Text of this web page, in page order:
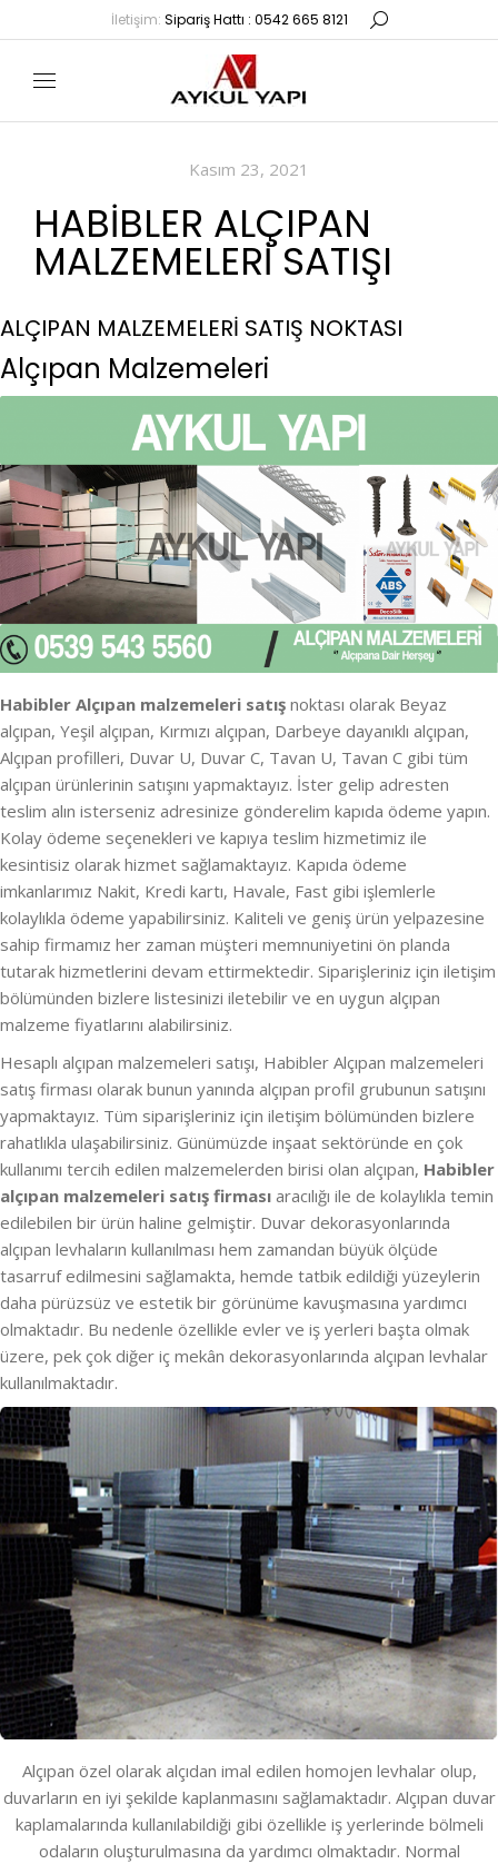
İletişim: Sipariş Hattı : 0542 665 8121
Kasım 23, 2021
HABIBLER ALÇIPAN
MALZEMELERI SATIŞI
ALÇIPAN MALZEMELERİ SATIŞ NOKTASI
Alçıpan Malzemeleri
Habibler Alçıpan malzemeleri satış noktası olarak Beyaz
alçıpan, Yeşil alçıpan, Kırmızı alçıpan, Darbeye dayanıklı alçıpan,
Alçıpan profilleri, Duvar U, Duvar C, Tavan U, Tavan C gibi tüm
alçıpan ürünlerinin satışını yapmaktayız. İster gelip adresten
teslim alın isterseniz adresinize gönderelim kapıda ödeme yapın.
Kolay ödeme seçenekleri ve kapıya teslim hizmetimiz ile
kesintisiz olarak hizmet sağlamaktayız. Kapıda ödeme
imkanlarımız Nakit, Kredi kartı, Havale, Fast gibi işlemlerle
kolaylıkla ödeme yapabilirsiniz. Kaliteli ve geniş ürün yelpazesine
sahip firmamız her zaman müşteri memnuniyetini ön planda
tutarak hizmetlerini devam ettirmektedir. Siparişleriniz için iletişim
bölümünden bizlere listesinizi iletebilir ve en uygun alçıpan
malzeme fiyatlarını alabilirsiniz.
Hesaplı alçıpan malzemeleri satışı, Habibler Alçıpan malzemeleri
satış firması olarak bunun yanında alçıpan profil grubunun satışını
yapmaktayız. Tüm siparişleriniz için iletişim bölümünden bizlere
rahatlıkla ulaşabilirsiniz. Günümüzde inşaat sektöründe en çok
kullanımı tercih edilen malzemelerden birisi olan alçıpan, Habibler
alçıpan malzemeleri satış firması aracılığı ile de kolaylıkla temin
edilebilen bir ürün haline gelmiştir. Duvar dekorasyonlarında
alçıpan levhaların kullanılması hem zamandan büyük ölçüde
tasarruf edilmesini sağlamakta, hemde tatbik edildiği yüzeylerin
daha pürüzsüz ve estetik bir görünüme kavuşmasına yardımcı
olmaktadır. Bu nedenle özellikle evler ve iş yerleri başta olmak
üzere, pek çok diğer iç mekân dekorasyonlarında alçıpan levhalar
kullanılmaktadır.
Alçıpan özel olarak alçıdan imal edilen homojen levhalar olup,
duvarların en iyi şekilde kaplanmasını sağlamaktadır. Alçıpan duvar
kaplamalarında kullanılabildiği gibi özellikle iş yerlerinde bölmeli
odaların oluşturulmasına da yardımcı olmaktadır. Normal